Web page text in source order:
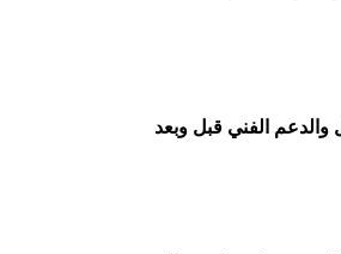
والدعم الفني قبل وبعد